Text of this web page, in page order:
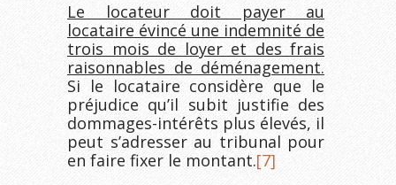
Le locateur doit payer au
locataire évincé une indemnité de
trois mois de loyer et des frais
raisonnables de déménagement.
Si le locataire considère que le
préjudice qu’il subit justifie des
dommages-intérêts plus élevés, il
peut s’adresser au tribunal pour
en faire fixer le montant.[7]